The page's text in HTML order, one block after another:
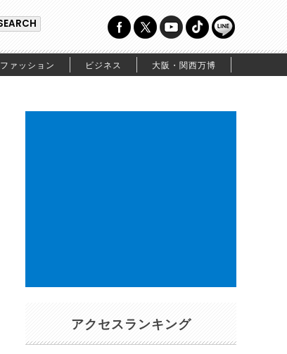
ファッション ビジネス 大阪・関西万博
アクセスランキング